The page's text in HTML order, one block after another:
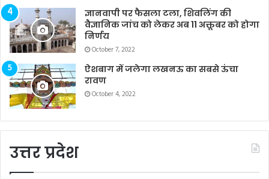
ज्ञानवापी पर फैसला टला, शिवलिंग की
वैज्ञानिक जांच को लेकर अब 11 अक्तूबर को होगा
निर्णय
October 7, 2022
ऐशबाग में जलेगा लखनऊ का सबसे ऊंचा
रावण
October 4, 2022
उत्तर प्रदेश